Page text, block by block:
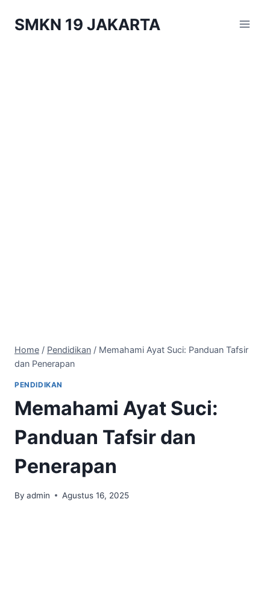
SMKN 19 JAKARTA
Home / Pendidikan / Memahami Ayat Suci: Panduan Tafsir
dan Penerapan
PENDIDIKAN
Memahami Ayat Suci:
Panduan Tafsir dan
Penerapan
By admin Agustus 16, 2025